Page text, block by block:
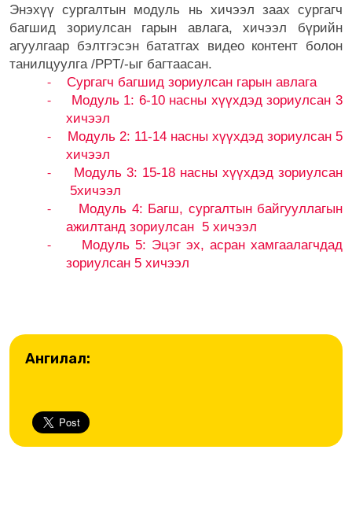
Энэхүү сургалтын модуль нь хичээл заах сургагч
багшид зориулсан гарын авлага, хичээл бүрийн
агуулгаар бэлтгэсэн бататгах видео контент болон
танилцуулга /PPT/-ыг багтаасан.
- Сургагч багшид зориулсан гарын авлага
-
Модуль 1: 6-10 насны хүүхдэд зориулсан 3
хичээл
-
Модуль 2: 11-14 насны хүүхдэд зориулсан 5
хичээл
-
Модуль 3: 15-18 насны хүүхдэд зориулсан
5хичээл
-
Модуль 4: Багш, сургалтын байгууллагын
ажилтанд зориулсан 5 хичээл
-
Модуль 5: Эцэг эх, асран хамгаалагчдад
зориулсан 5 хичээл
Ангилал: